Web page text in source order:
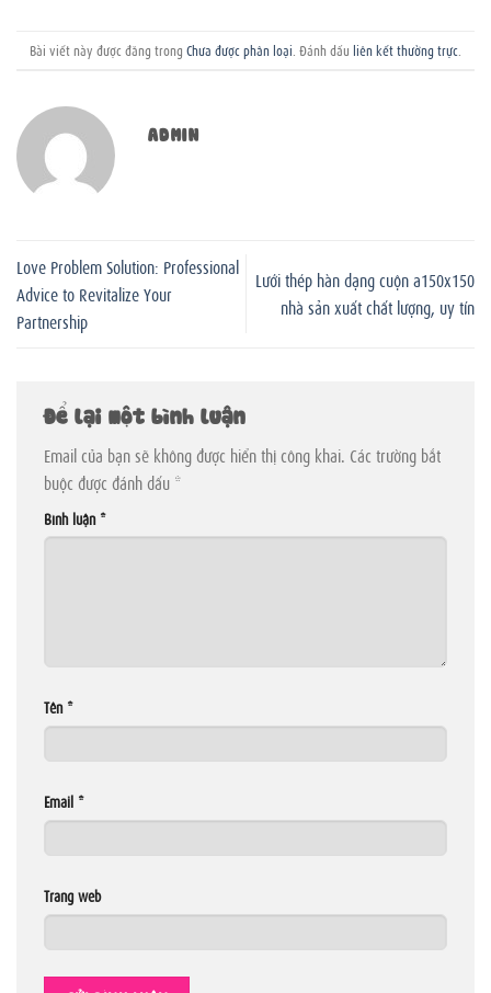
Bài viết này được đăng trong Chưa được phân loại . Đánh dấu liên kết thường trực
ADMIN
Love Problem Solution: Professional
Advice to Revitalize Your
Partnership
Lưới thép hàn dạng cuộn a150x150
nhà sản xuất chất lượng, uy tín
Để lại một bình luận
Email của bạn sẽ không được hiển thị công khai. Các trường bắt
buộc được đánh dấu *
Bình luận *
Tên *
Email *
Trang web